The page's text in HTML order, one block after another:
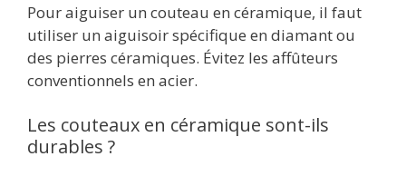
Pour aiguiser un couteau en céramique, il faut
utiliser un aiguisoir spécifique en diamant ou
des pierres céramiques. Évitez les affûteurs
conventionnels en acier.
Les couteaux en céramique sont-ils
durables ?